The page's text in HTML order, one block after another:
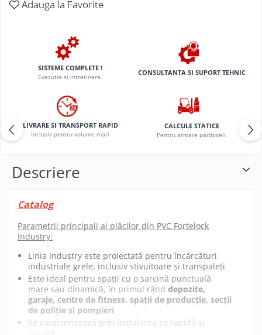
Adauga la Favorite
SISTEME COMPLETE !
Executie si intretinere.
CONSULTANTA SI SUPORT TEHNIC
LIVRARE SI TRANSPORT RAPID
Inclusiv pentru volume mari
CALCULE STATICE
Pentru armare pardoseli.
Descriere
Catalog
Parametrii principali ai plăcilor din PVC Fortelock
Industry:
Linia Industry este proiectată pentru încărcături
industriale grele, inclusiv stivuitoare și transpaleți
Este ideal pentru spații cu o sarcină punctuală
mare sau dinamică, în primul rând depozite,
garaje, centre de fitness, spații de producție, secții
de poliție și pompieri
Se caracterizează prin instalarea sa rapidă și